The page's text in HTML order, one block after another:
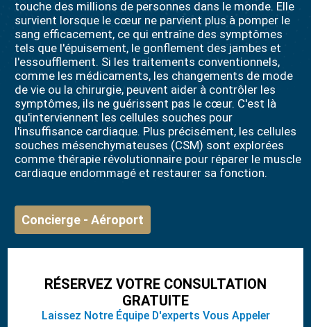
touche des millions de personnes dans le monde. Elle
survient lorsque le cœur ne parvient plus à pomper le
sang efficacement, ce qui entraîne des symptômes
tels que l'épuisement, le gonflement des jambes et
l'essoufflement. Si les traitements conventionnels,
comme les médicaments, les changements de mode
de vie ou la chirurgie, peuvent aider à contrôler les
symptômes, ils ne guérissent pas le cœur. C'est là
qu'interviennent les cellules souches pour
l'insuffisance cardiaque. Plus précisément, les cellules
souches mésenchymateuses (CSM) sont explorées
comme thérapie révolutionnaire pour réparer le muscle
cardiaque endommagé et restaurer sa fonction.
Concierge - Aéroport
RÉSERVEZ VOTRE CONSULTATION
GRATUITE
Laissez Notre Équipe D'experts Vous Appeler